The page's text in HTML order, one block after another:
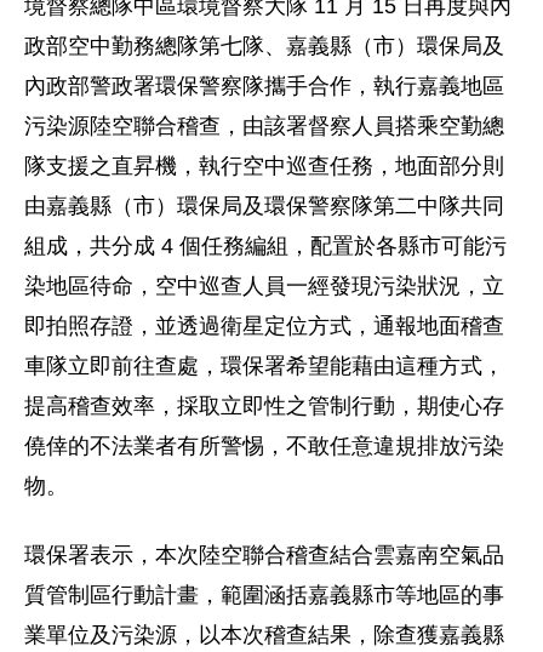
境督察總隊中區環境督察大隊 11 月 15 日再度與內
政部空中勤務總隊第七隊、嘉義縣（市）環保局及
內政部警政署環保警察隊攜手合作，執行嘉義地區
污染源陸空聯合稽查，由該署督察人員搭乘空勤總
隊支援之直昇機，執行空中巡查任務，地面部分則
由嘉義縣（市）環保局及環保警察隊第二中隊共同
組成，共分成 4 個任務編組，配置於各縣市可能污
染地區待命，空中巡查人員一經發現污染狀況，立
即拍照存證，並透過衛星定位方式，通報地面稽查
車隊立即前往查處，環保署希望能藉由這種方式，
提高稽查效率，採取立即性之管制行動，期使心存
僥倖的不法業者有所警惕，不敢任意違規排放污染
物。
環保署表示，本次陸空聯合稽查結合雲嘉南空氣品
質管制區行動計畫，範圍涵括嘉義縣市等地區的事
業單位及污染源，以本次稽查結果，除查獲嘉義縣